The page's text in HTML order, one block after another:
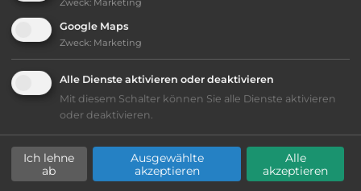
Telefon:
Sehenswürdigkeiten:
Mittelalterliche Stadt Echternach/Luxemburg.
Google Maps
Zweck: Marketing
Alle Dienste aktivieren oder deaktivieren
Mit diesem Schalter können Sie alle Dienste aktivieren
oder deaktivieren.
Ich lehne
ab
Ausgewählte
akzeptieren
Alle
akzeptieren